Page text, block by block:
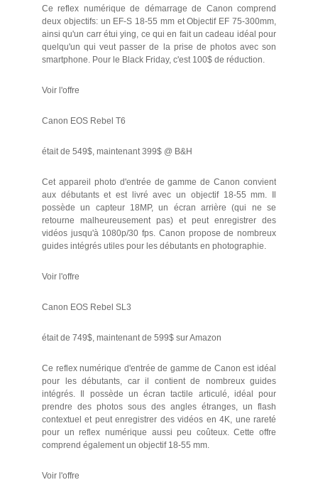
Ce reflex numérique de démarrage de Canon comprend
deux objectifs: un EF-S 18-55 mm et Objectif EF 75-300mm,
ainsi qu'un carr étui ying, ce qui en fait un cadeau idéal pour
quelqu'un qui veut passer de la prise de photos avec son
smartphone. Pour le Black Friday, c'est 100$ de réduction.
Voir l'offre
Canon EOS Rebel T6
était de 549$, maintenant 399$ @ B&H
Cet appareil photo d'entrée de gamme de Canon convient
aux débutants et est livré avec un objectif 18-55 mm. Il
possède un capteur 18MP, un écran arrière (qui ne se
retourne malheureusement pas) et peut enregistrer des
vidéos jusqu'à 1080p/30 fps. Canon propose de nombreux
guides intégrés utiles pour les débutants en photographie.
Voir l'offre
Canon EOS Rebel SL3
était de 749$, maintenant de 599$ sur Amazon
Ce reflex numérique d'entrée de gamme de Canon est idéal
pour les débutants, car il contient de nombreux guides
intégrés. Il possède un écran tactile articulé, idéal pour
prendre des photos sous des angles étranges, un flash
contextuel et peut enregistrer des vidéos en 4K, une rareté
pour un reflex numérique aussi peu coûteux. Cette offre
comprend également un objectif 18-55 mm.
Voir l'offre